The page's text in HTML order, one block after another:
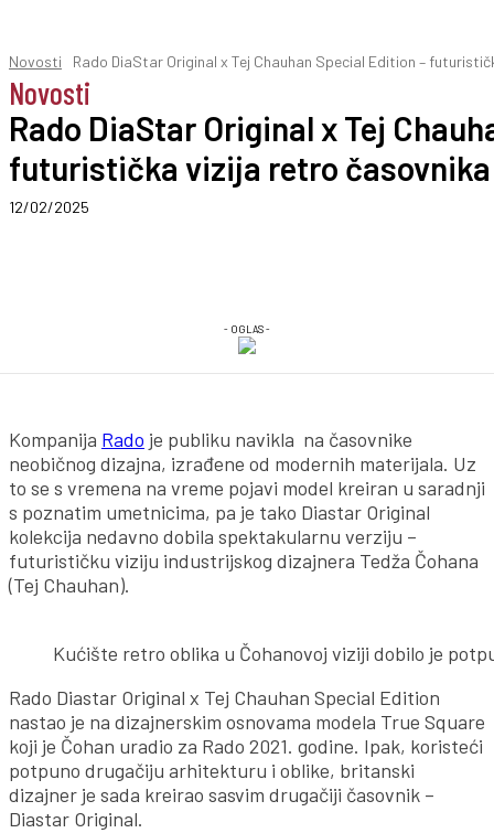
Novosti Rado DiaStar Original x Tej Chauhan Special Edition –
Novosti
Rado DiaStar Original x Tej
futuristička vizija retro časovnika
12/02/2025
- OGLAS -
Kompanija Rado je publiku navikla na časovnike
neobičnog dizajna, izrađene od modernih materijala. Uz
to se s vremena na vreme pojavi model kreiran u saradnji
s poznatim umetnicima, pa je tako Diastar Original
kolekcija nedavno dobila spektakularnu verziju –
futurističku viziju industrijskog dizajnera Tedža Čohana
(Tej Chauhan).
Kućište retro oblika u Čohanovoj viziji dobilo je
Rado Diastar Original x Tej Chauhan Special Edition
nastao je na dizajnerskim osnovama modela True Square
koji je Čohan uradio za Rado 2021. godine. Ipak, koristeći
potpuno drugačiju arhitekturu i oblike, britanski
dizajner je sada kreirao sasvim drugačiji časovnik –
Diastar Original.